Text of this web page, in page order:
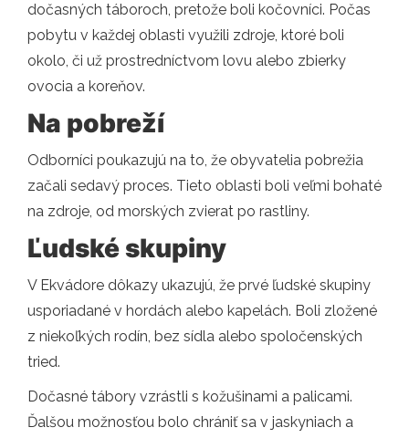
dočasných táboroch, pretože boli kočovníci. Počas
pobytu v každej oblasti využili zdroje, ktoré boli
okolo, či už prostredníctvom lovu alebo zbierky
ovocia a koreňov.
Na pobreží
Odborníci poukazujú na to, že obyvatelia pobrežia
začali sedavý proces. Tieto oblasti boli veľmi bohaté
na zdroje, od morských zvierat po rastliny.
Ľudské skupiny
V Ekvádore dôkazy ukazujú, že prvé ľudské skupiny
usporiadané v hordách alebo kapelách. Boli zložené
z niekoľkých rodín, bez sídla alebo spoločenských
tried.
Dočasné tábory vzrástli s kožušinami a palicami.
Ďalšou možnosťou bolo chrániť sa v jaskyniach a